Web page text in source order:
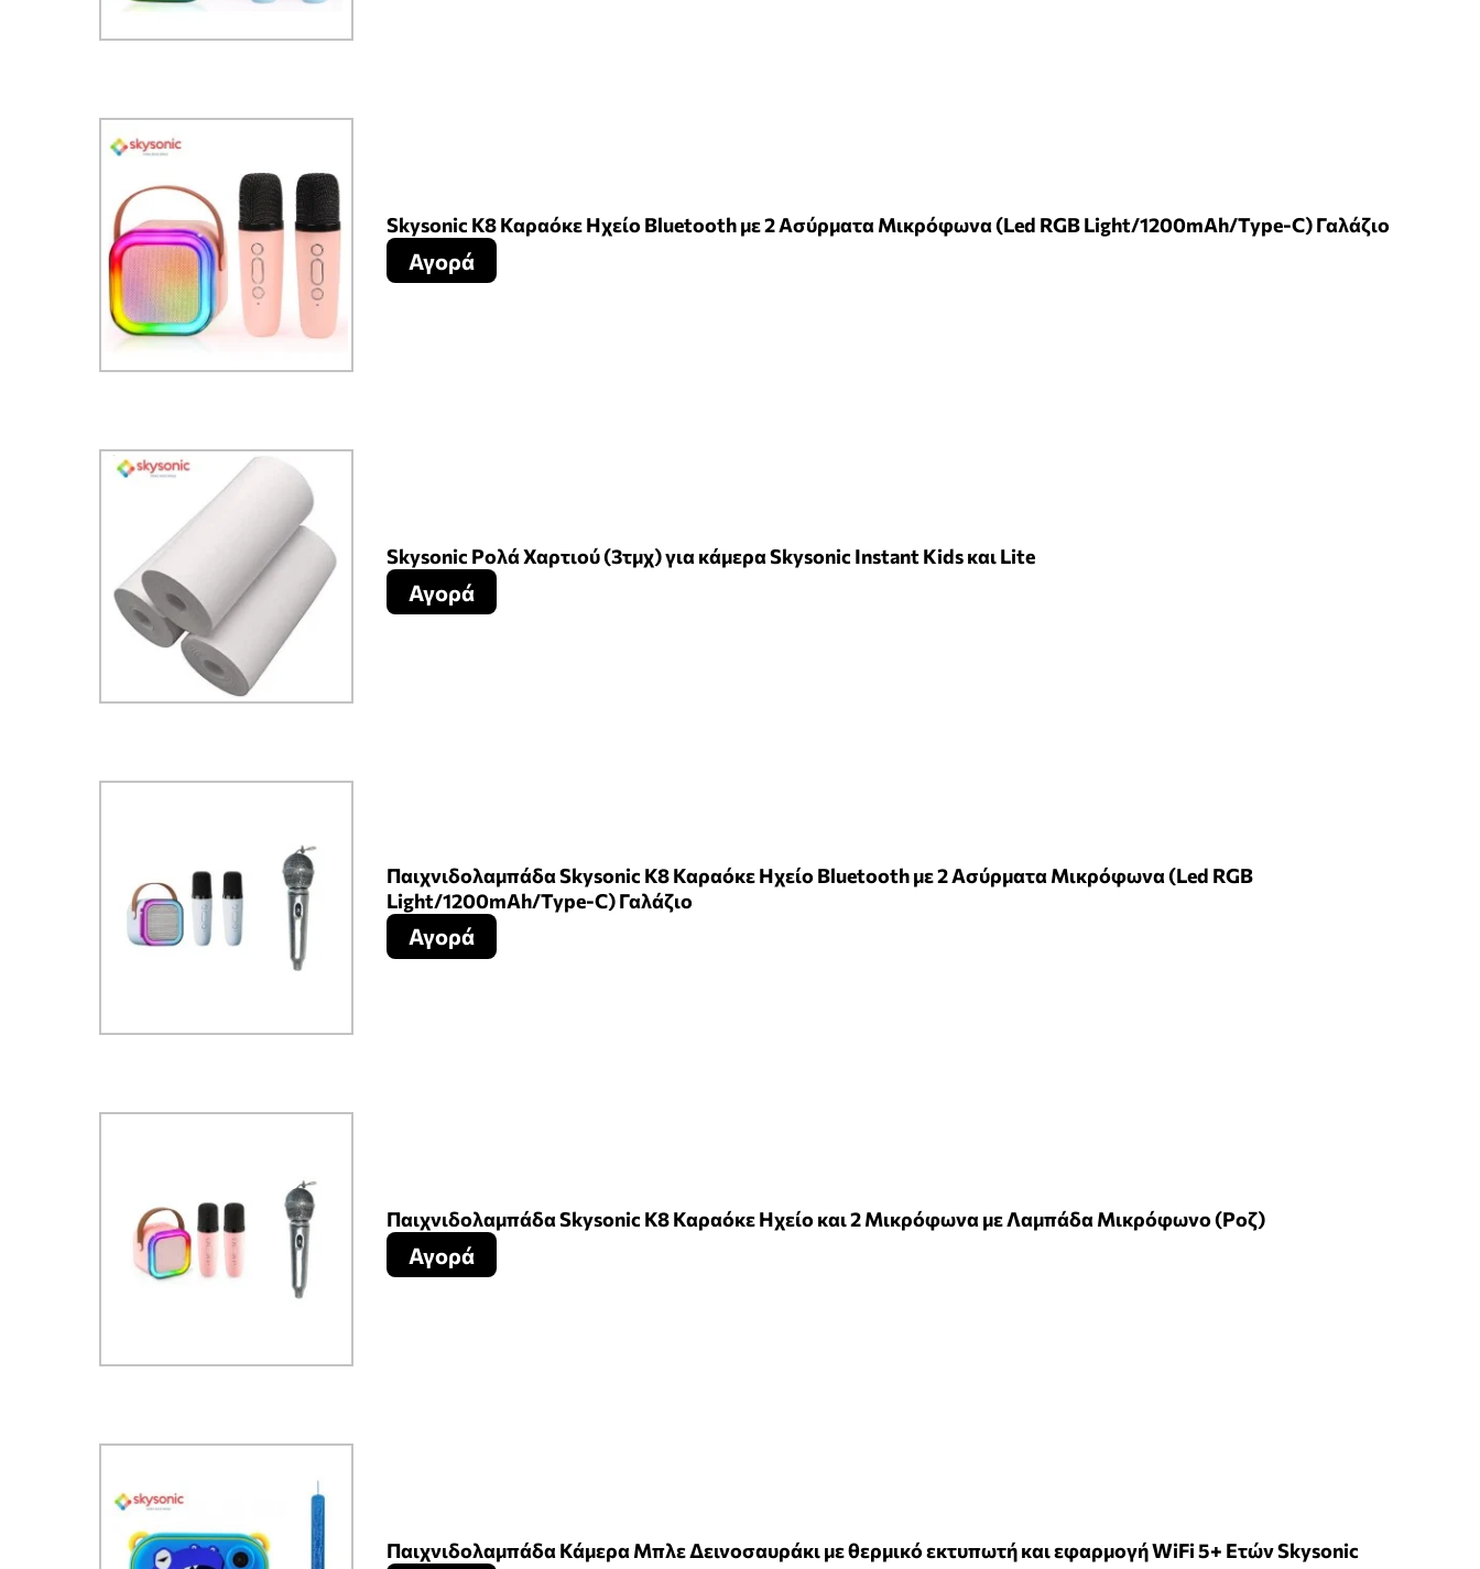
Skysonic K8 Καραόκε Ηχείο Bluetooth με 2 Ασύρματα Μικρόφωνα (Led RGB Light/1200mAh/Type-C) Γαλάζιο
Αγορά
Skysonic Ρολά Χαρτιού (3τμχ) για κάμερα Skysonic Instant Kids και Lite
Αγορά
Παιχνιδολαμπάδα Skysonic K8 Καραόκε Ηχείο Bluetooth με 2 Ασύρματα Μικρόφωνα (Led RGB
Light/1200mAh/Type-C) Γαλάζιο
Αγορά
Παιχνιδολαμπάδα Skysonic K8 Καραόκε Ηχείο και 2 Μικρόφωνα με Λαμπάδα Μικρόφωνο (Ροζ)
Αγορά
Παιχνιδολαμπάδα Κάμερα Μπλε Δεινοσαυράκι με θερμικό εκτυπωτή και εφαρμογή WiFi 5+ Ετών Skysonic